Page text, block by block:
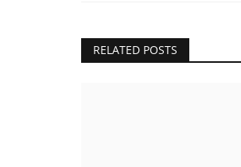
RELATED POSTS